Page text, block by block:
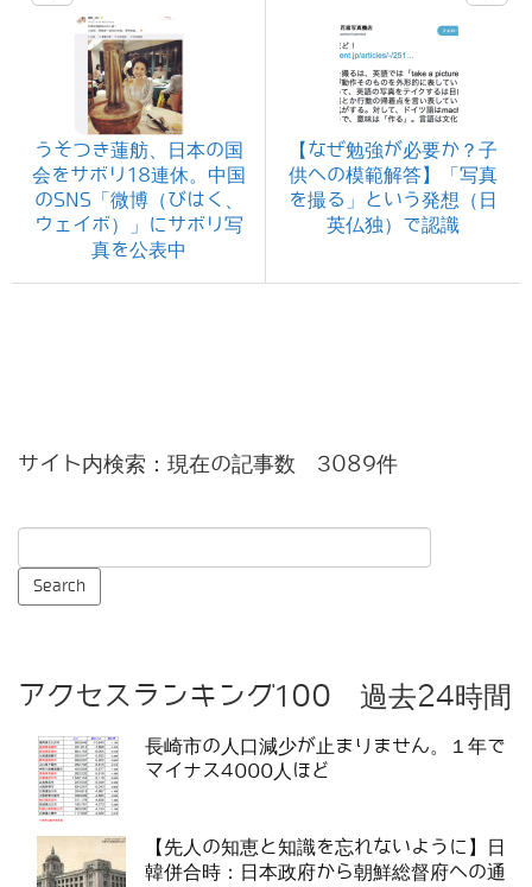
うそつき蓮舫、日本の国
会をサボリ18連休。中国
のSNS「微博（びはく、
ウェイボ）」にサボリ写
真を公表中
【なぜ勉強が必要か？子
供への模範解答】「写真
を撮る」という発想（日
英仏独）で認識
サイト内検索：現在の記事数 3089件
アクセスランキング100 過去24時間
長崎市の人口減少が止まりません。１年で
マイナス4000人ほど
【先人の知恵と知識を忘れないように】日
韓併合時：日本政府から朝鮮総督府への通